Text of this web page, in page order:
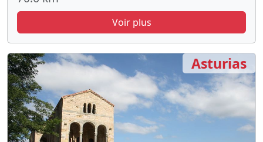
Voir plus
Asturias